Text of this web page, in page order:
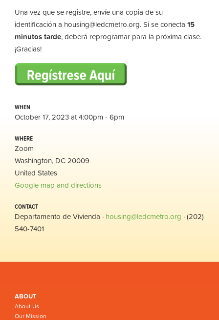
Una vez que se registre, envíe una copia de su
identificación a housing@ledcmetro.org. Si se conecta 15
minutos tarde, deberá reprogramar para la próxima clase.
¡Gracias!
WHEN
October 17, 2023 at 4:00pm - 6pm
WHERE
Zoom
Washington, DC 20009
United States
Google map and directions
CONTACT
Departamento de Vivienda · housing@ledcmetro.org · (202)
540-7401
ABOUT
About Us
Our Mission